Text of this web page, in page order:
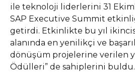
ile teknoloji liderlerini 31
SAP Executive Summit
getirdi. Etkinlikte bu yıl
alanında en yenilikçi ve
dönüşüm projelerine verilen
Ödülleri” de sahiplerini buldu.